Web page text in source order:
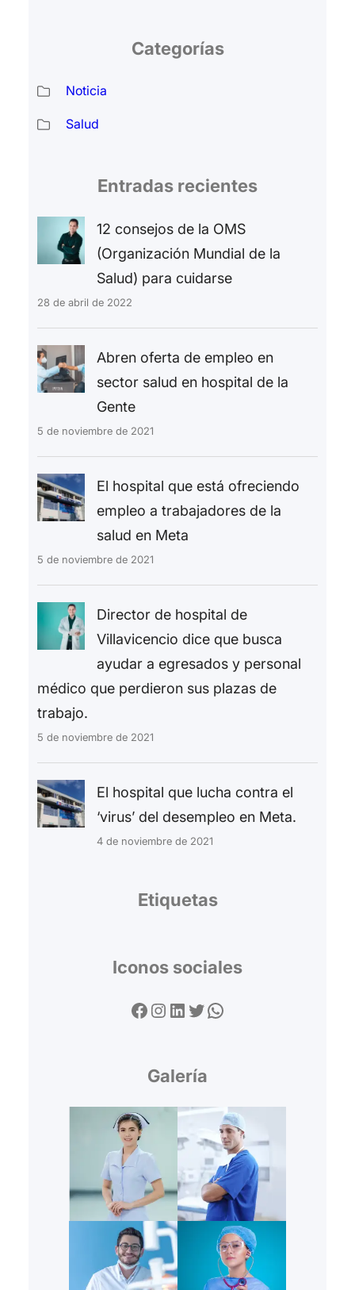
Categorías
Noticia
Salud
Entradas recientes
12 consejos de la OMS
(Organización Mundial de la
Salud) para cuidarse
28 de abril de 2022
Abren oferta de empleo en
sector salud en hospital de la
Gente
5 de noviembre de 2021
El hospital que está ofreciendo
empleo a trabajadores de la
salud en Meta
5 de noviembre de 2021
Director de hospital de
Villavicencio dice que busca
ayudar a egresados y personal
médico que perdieron sus plazas de
trabajo.
5 de noviembre de 2021
El hospital que lucha contra el
‘virus’ del desempleo en Meta.
4 de noviembre de 2021
Etiquetas
Iconos sociales
Facebook Instagram LinkedIn Twitter WhatsApp
Galería